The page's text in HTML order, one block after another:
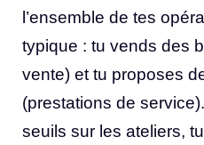
l’ensemble de tes
typique : tu vends des
vente) et tu proposes
(prestations de
seuils sur les ateliers,